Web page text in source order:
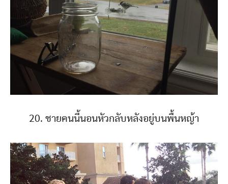
20. ชายคนนี้นอนหัวกลับหลังอยู่บนพื้นหญ้า